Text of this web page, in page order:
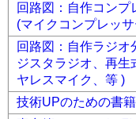
回路図：自作コン
(マイクコンプレッサ
回路図：自作ラジ
ジスタラジオ、再生
ヤレスマイク、等 )
技術UPのための書籍